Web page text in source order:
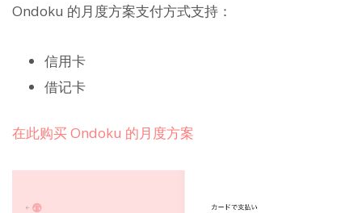
Ondoku 的月度方案支付方式支持：
信用卡
借记卡
在此购买 Ondoku 的月度方案